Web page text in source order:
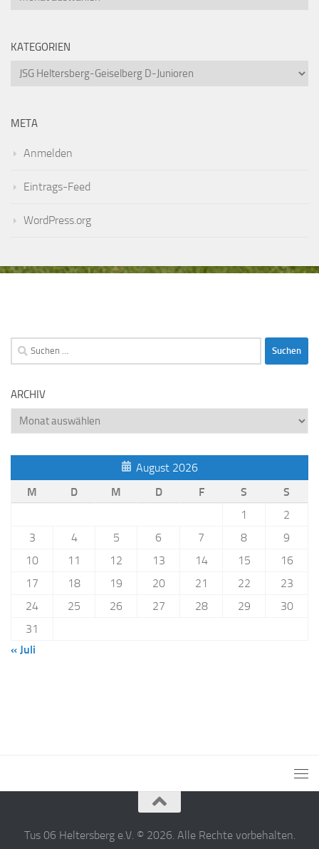
KATEGORIEN
Kategorien
META
Anmelden
Eintrags-Feed
WordPress.org
Suchen
nach:
ARCHIV
Archiv
August 2026
M
D M D F S
S
1
2
3
4 5 6 7 8
9
10
11 12 13 14 15
16
17
18 19 20 21 22
23
24
25 26 27 28 29
30
31
« Juli
Tus 06 Heltersberg e.V. © 2026. Alle Rechte vorbehalten.